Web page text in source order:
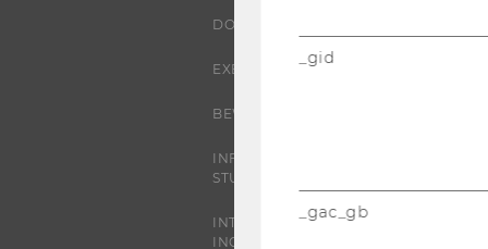
DOKTORAT / PHD
EXECUTIVE EDUCATION
BEWERBUNG UND ZULASSUNG
INFORMATIONEN FÜR
STUDIERENDE
INTERNATIONALE UND
INCOMING EXCHANGE
_gid
_gac_gb